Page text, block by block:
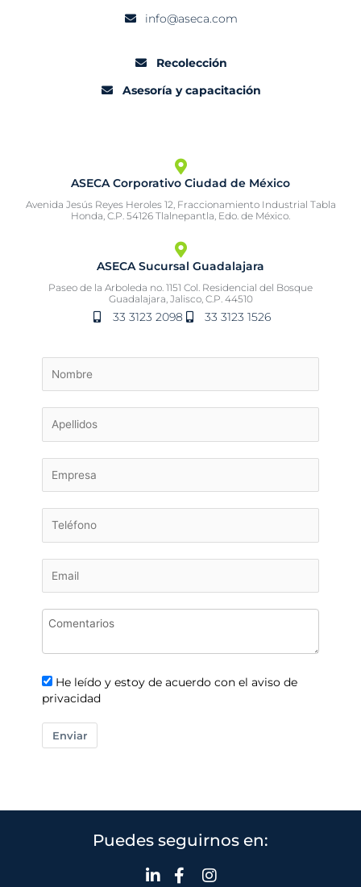
info@aseca.com
Recolección
Asesoría y capacitación
ASECA Corporativo Ciudad de México
Avenida Jesús Reyes Heroles 12, Fraccionamiento Industrial Tabla
Honda, C.P. 54126 Tlalnepantla, Edo. de México.
ASECA Sucursal Guadalajara
Paseo de la Arboleda no. 1151 Col. Residencial del Bosque
Guadalajara, Jalisco, C.P. 44510
33 3123 2098 33 3123 1526
He leído y estoy de acuerdo con el aviso de
privacidad
Enviar
Puedes seguirnos en: